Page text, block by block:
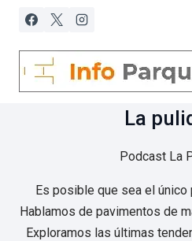
Saltar
contenido
La
Podcast La
Es posible que sea el
Hablamos de pavimentos de
Exploramos las últimas